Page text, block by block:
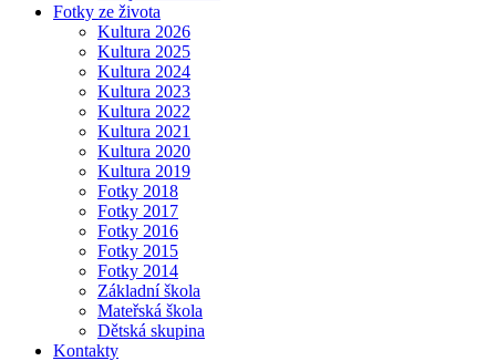
Fotky ze života
Kultura 2026
Kultura 2025
Kultura 2024
Kultura 2023
Kultura 2022
Kultura 2021
Kultura 2020
Kultura 2019
Fotky 2018
Fotky 2017
Fotky 2016
Fotky 2015
Fotky 2014
Základní škola
Mateřská škola
Dětská skupina
Kontakty